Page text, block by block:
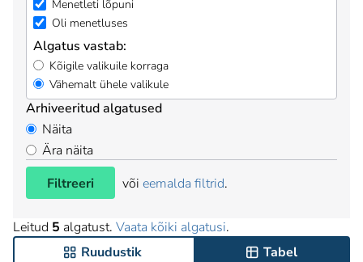
Menetleti lõpuni
Oli menetluses
Algatus vastab:
Kõigile valikuile korraga
Vähemalt ühele valikule
Arhiveeritud algatused
Näita
Ära näita
Filtreeri
või eemalda filtrid.
Leitud 5 algatust. Vaata kõiki algatusi.
Ruudustik
Tabel